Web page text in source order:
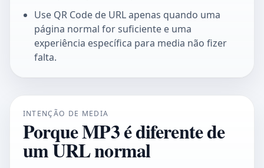
Use QR Code de URLapenas quando uma
página normal for suficiente e uma
experiência específica para media não fizer
falta.
INTENÇÃO DE MEDIA
Porque MP3 é diferente de
um URL normal